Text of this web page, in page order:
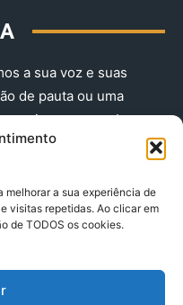
melhorar a sua experiência de
visitas repetidas. Ao clicar em
de TODOS os cookies.
a sua voz e suas
de pauta ou uma
envie-nos agora!